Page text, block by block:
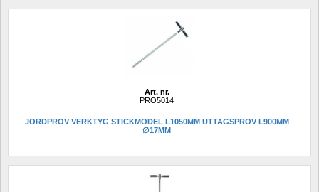
Art. nr.
PRO5014
JORDPROV VERKTYG STICKMODEL L1050MM UTTAGSPROV L900MM
∅17MM